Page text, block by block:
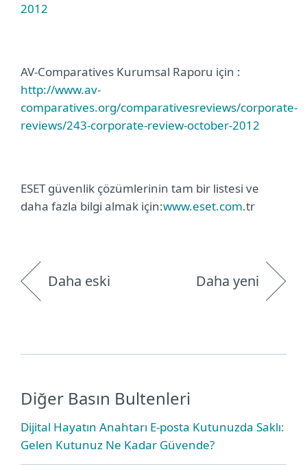
2012
AV-Comparatives Kurumsal Raporu için :
http://www.av-
comparatives.org/comparativesreviews/corporate-
reviews/243-corporate-review-october-2012
ESET güvenlik çözümlerinin tam bir listesi ve
daha fazla bilgi almak için:www.eset.com.tr
Daha eski Daha yeni
Diğer Basın Bultenleri
Dijital Hayatın Anahtarı E-posta Kutunuzda Saklı:
Gelen Kutunuz Ne Kadar Güvende?